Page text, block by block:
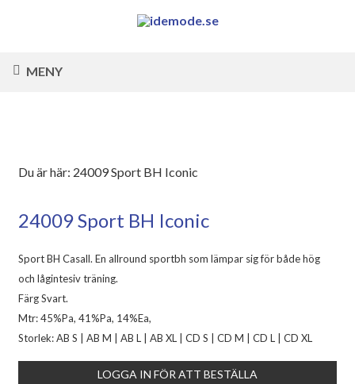
MENY
Du är här: 24009 Sport BH Iconic
24009 Sport BH Iconic
Sport BH Casall. En allround sportbh som lämpar sig för både hög
och lågintesiv träning.
Färg Svart.
Mtr: 45%Pa, 41%Pa, 14%Ea,
Storlek: AB S | AB M | AB L | AB XL | CD S | CD M | CD L | CD XL
LOGGA IN FÖR ATT BESTÄLLA